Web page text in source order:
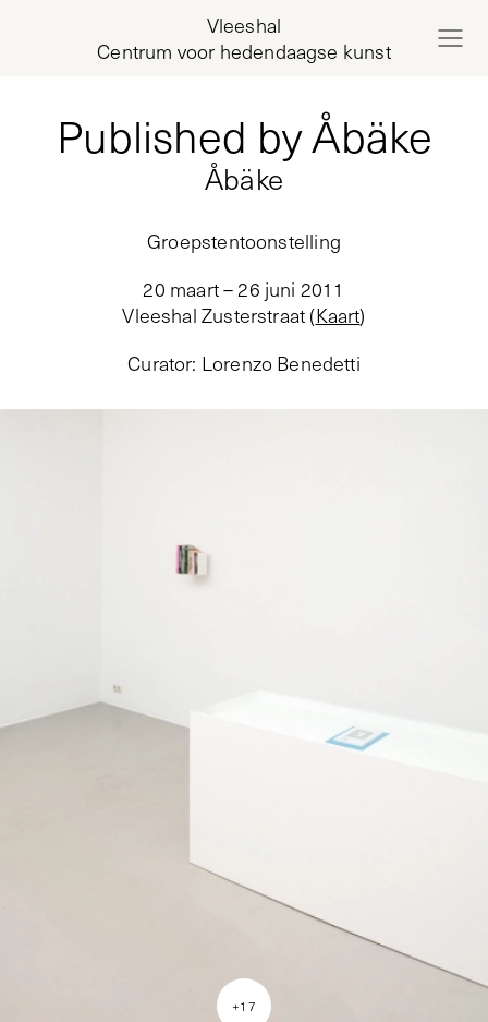
Vleeshal
Centrum voor hedendaagse kunst
Published by Åbäke
Åbäke
Groepstentoonstelling
20 maart – 26 juni 2011
Vleeshal Zusterstraat (Kaart)
Curator: Lorenzo Benedetti
+17